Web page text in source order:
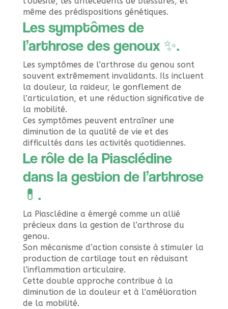
même des prédispositions génétiques.
Les symptômes de
l’arthrose des genoux ✨.
Les symptômes de l’arthrose du genou sont
souvent extrêmement invalidants. Ils incluent
la douleur, la raideur, le gonflement de
l’articulation, et une réduction significative de
la mobilité.
Ces symptômes peuvent entraîner une
diminution de la qualité de vie et des
difficultés dans les activités quotidiennes.
Le rôle de la Piasclédine
dans la gestion de l’arthrose
💊.
La Piasclédine a émergé comme un allié
précieux dans la gestion de l’arthrose du
genou.
Son mécanisme d’action consiste à stimuler la
production de cartilage tout en réduisant
l’inflammation articulaire.
Cette double approche contribue à la
diminution de la douleur et à l’amélioration
de la mobilité.